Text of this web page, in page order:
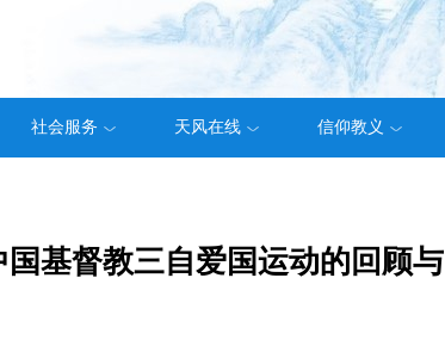
社会服务 天风在线 信仰教义
基督教三自爱国运动的回顾与